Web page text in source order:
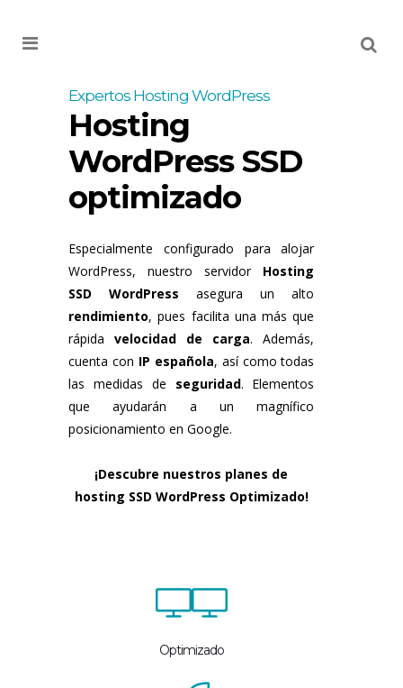
Expertos Hosting WordPress
Hosting
WordPress SSD
optimizado
Especialmente configurado para alojar
WordPress, nuestro servidor Hosting
SSD WordPressasegura un alto
rendimiento, pues facilita una más que
rápidavelocidad de carga. Además,
cuenta con IP española, así como todas
las medidas de seguridad. Elementos
que ayudarán a un magnífico
posicionamiento en Google.
¡Descubre nuestros planes de
hosting SSD WordPress Optimizado!
Optimizado